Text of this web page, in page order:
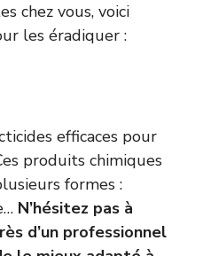
chez vous, voici
les éradiquer :
efficaces pour
produits chimiques
formes :
N’hésitez pas à
d’un professionnel